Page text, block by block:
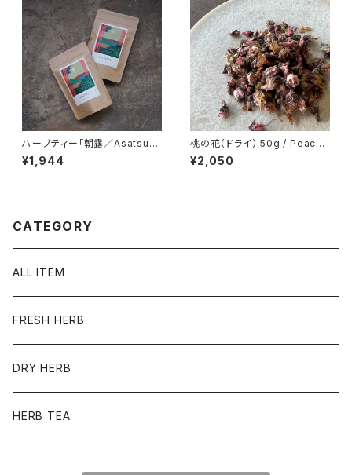
ハーブティー「朝露／Asatsuy
u」ブレンド ティーパック20個入
り
¥1,944
桃の花（ドライ） 50g / Peach
blossom
¥2,050
CATEGORY
ALL ITEM
FRESH HERB
DRY HERB
HERB TEA